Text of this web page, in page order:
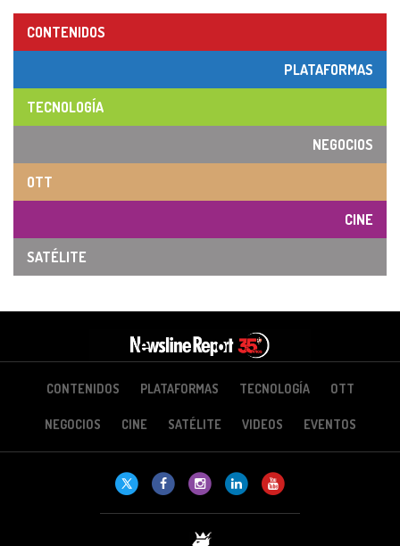
CONTENIDOS
PLATAFORMAS
TECNOLOGÍA
NEGOCIOS
OTT
CINE
SATÉLITE
CONTENIDOS PLATAFORMAS TECNOLOGÍA OTT
NEGOCIOS CINE SATÉLITE VIDEOS EVENTOS